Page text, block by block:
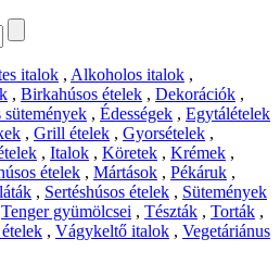
italok , Alkoholos italok ,
, Birkahúsos ételek , Dekorációk ,
sütemények , Édességek , Egytálételek
, Grill ételek , Gyorsételek ,
, Italok , Köretek , Krémek ,
ételek , Mártások , Pékáruk ,
, Sertéshúsos ételek , Sütemények
Tenger gyümölcsei , Tészták , Torták ,
, Vágykeltő italok , Vegetáriánus